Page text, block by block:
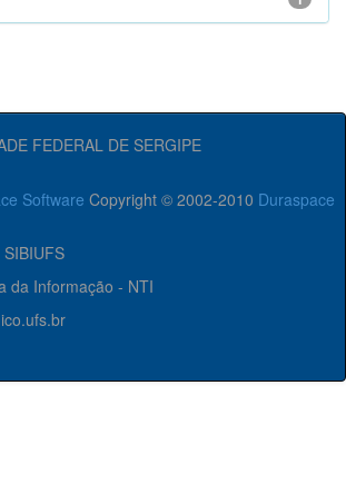
FEDERAL DE SERGIPE
Software Copyright © 2002-2010 Duraspace
da Informação - NTI